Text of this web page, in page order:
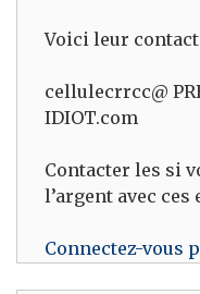
Voici leur
cellulecrrcc@
IDIOT.com
Contacter les si
l’argent avec
Connectez-vous